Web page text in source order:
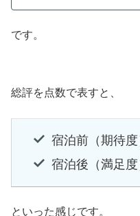
です。
総評を点数で表すと、
宿泊前（期待度
宿泊後（満足度
といった感じです。